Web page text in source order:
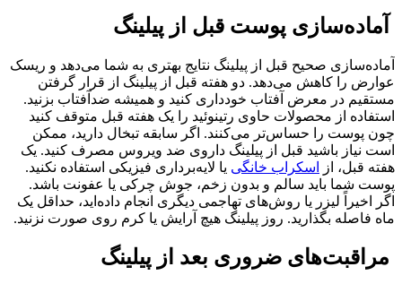
آماده‌سازی پوست قبل از پیلینگ
آماده‌سازی صحیح قبل از پیلینگ نتایج بهتری به شما می‌دهد و ریسک
عوارض را کاهش می‌دهد. دو هفته قبل از پیلینگ از قرار گرفتن
مستقیم در معرض آفتاب خودداری کنید و همیشه ضدآفتاب بزنید.
استفاده از محصولات حاوی رتینوئید را یک هفته قبل متوقف کنید
چون پوست را حساس‌تر می‌کنند. اگر سابقه تبخال دارید، ممکن
است نیاز باشید قبل از پیلینگ داروی ضد ویروس مصرف کنید. یک
هفته قبل، از
اسکراب خانگی یا لایه‌برداری فیزیکی استفاده نکنید.
پوست شما باید سالم و بدون زخم، جوش چرکی یا عفونت باشد.
اگر اخیراً لیزر یا روش‌های تهاجمی دیگری انجام داده‌اید، حداقل یک
ماه فاصله بگذارید. روز پیلینگ هیچ آرایش یا کرم روی صورت نزنید.
مراقبت‌های ضروری بعد از پیلینگ